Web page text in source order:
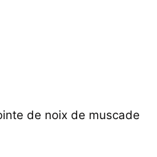
de noix de muscade